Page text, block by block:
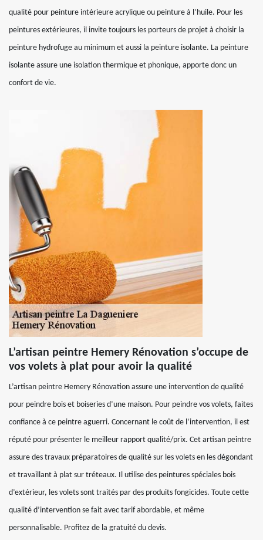
qualité pour peinture intérieure acrylique ou peinture à l’huile. Pour les
peintures extérieures, il invite toujours les porteurs de projet à choisir la
peinture hydrofuge au minimum et aussi la peinture isolante. La peinture
isolante assure une isolation thermique et phonique, apporte donc un
confort de vie.
L’artisan peintre Hemery Rénovation s’occupe de
vos volets à plat pour avoir la qualité
L’artisan peintre Hemery Rénovation assure une intervention de qualité
pour peindre bois et boiseries d’une maison. Pour peindre vos volets, faites
confiance à ce peintre aguerri. Concernant le coût de l’intervention, il est
réputé pour présenter le meilleur rapport qualité/prix. Cet artisan peintre
assure des travaux préparatoires de qualité sur les volets en les dégondant
et travaillant à plat sur tréteaux. Il utilise des peintures spéciales bois
d’extérieur, les volets sont traités par des produits fongicides. Toute cette
qualité d’intervention se fait avec tarif abordable, et même
personnalisable. Profitez de la gratuité du devis.